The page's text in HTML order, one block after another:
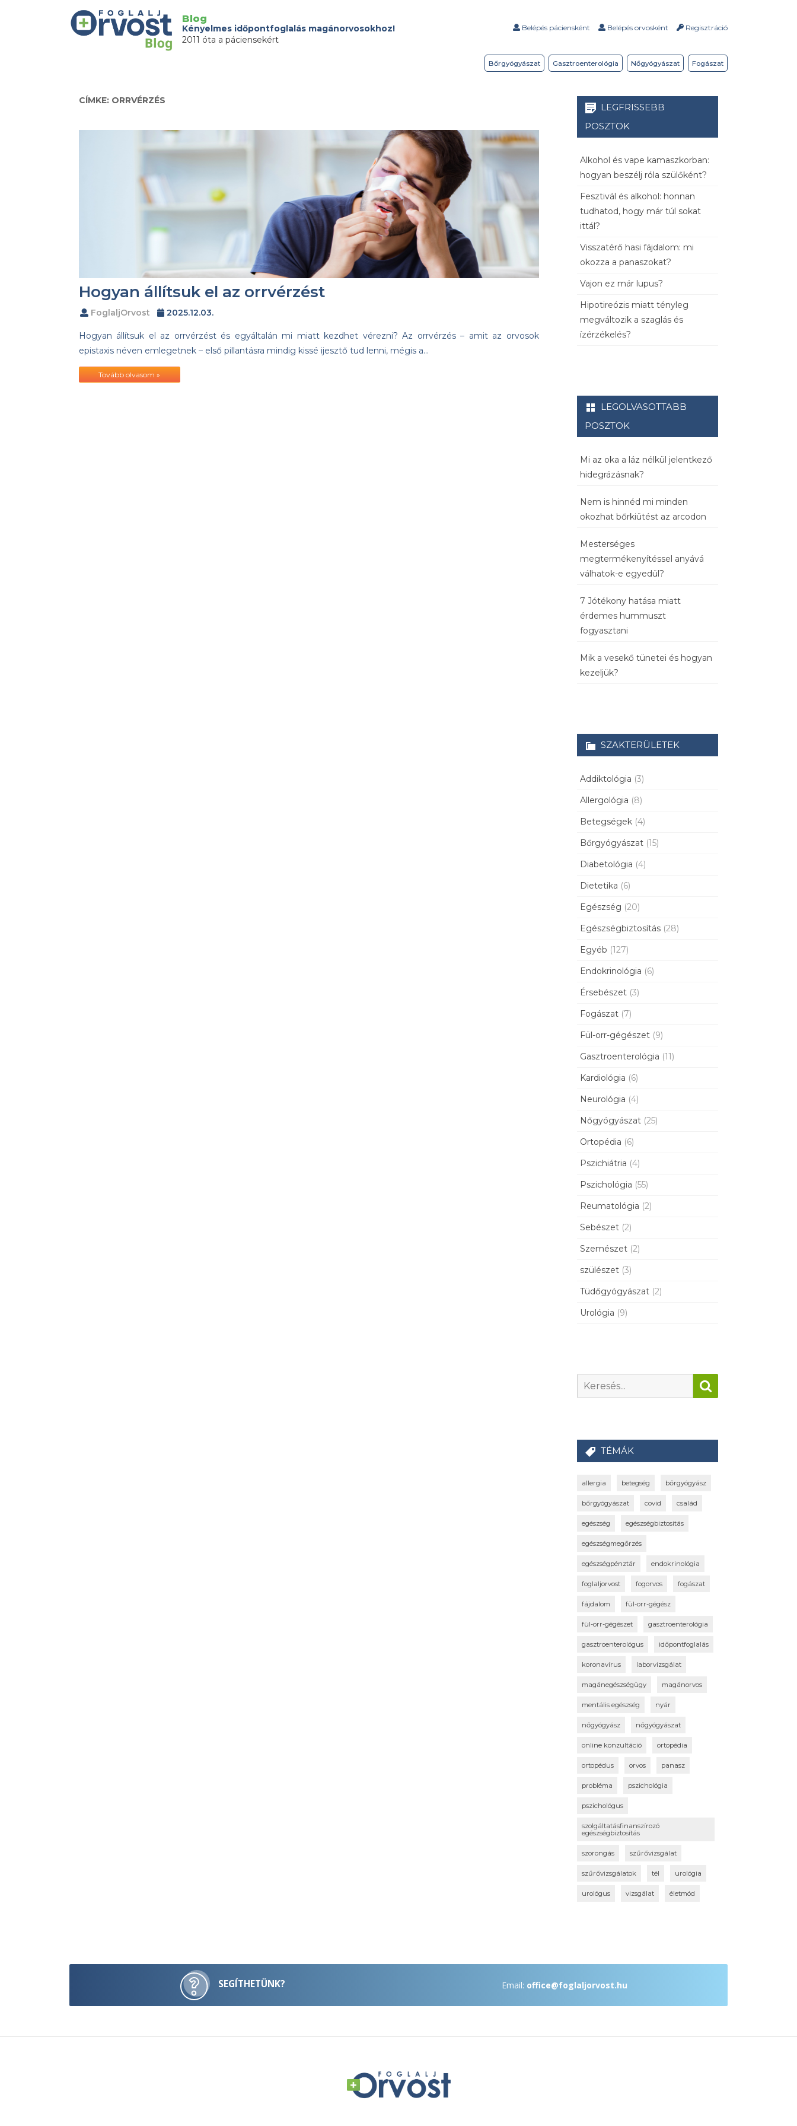
Blog
Kényelmes időpontfoglalás magánorvosokhoz!
2011 óta a páciensekért
Belépés páciensként Belépés orvosként Regisztráció
Fogászat
Nőgyógyászat
Gasztroenterológia
Bőrgyógyászat
CÍMKE: ORRVÉRZÉS
Hogyan állítsuk el az orrvérzést
FoglaljOrvost 2025.12.03.
Hogyan állítsuk el az orrvérzést és egyáltalán mi miatt kezdhet vérezni? Az orrvérzés – amit az orvosok
epistaxis néven emlegetnek – első pillantásra mindig kissé ijesztő tud lenni, mégis a…
Tovább olvasom »
LEGFRISSEBB
POSZTOK
Alkohol és vape kamaszkorban:
hogyan beszélj róla szülőként?
Fesztivál és alkohol: honnan
tudhatod, hogy már túl sokat
ittál?
Visszatérő hasi fájdalom: mi
okozza a panaszokat?
Vajon ez már lupus?
Hipotireózis miatt tényleg
megváltozik a szaglás és
ízérzékelés?
LEGOLVASOTTABB
POSZTOK
Mi az oka a láz nélkül jelentkező
hidegrázásnak?
Nem is hinnéd mi minden
okozhat bőrkiütést az arcodon
Mesterséges
megtermékenyítéssel anyává
válhatok-e egyedül?
7 Jótékony hatása miatt
érdemes hummuszt
fogyasztani
Mik a vesekő tünetei és hogyan
kezeljük?
SZAKTERÜLETEK
Addiktológia (3)
Allergológia (8)
Betegségek (4)
Bőrgyógyászat (15)
Diabetológia (4)
Dietetika (6)
Egészség (20)
Egészségbiztosítás (28)
Egyéb (127)
Endokrinológia (6)
Érsebészet (3)
Fogászat (7)
Fül-orr-gégészet (9)
Gasztroenterológia (11)
Kardiológia (6)
Neurológia (4)
Nőgyógyászat (25)
Ortopédia (6)
Pszichiátria (4)
Pszichológia (55)
Reumatológia (2)
Sebészet (2)
Szemészet (2)
szülészet (3)
Tüdőgyógyászat (2)
Urológia (9)
TÉMÁK
allergia betegség bőrgyógyász
bőrgyógyászat covid család
egészség egészségbiztosítás
egészségmegőrzés
egészségpénztár endokrinológia
foglaljorvost fogorvos fogászat
fájdalom fül-orr-gégész
fül-orr-gégészet gasztroenterológia
gasztroenterológus időpontfoglalás
koronavírus laborvizsgálat
magánegészségügy magánorvos
mentális egészség nyár
nőgyógyász nőgyógyászat
online konzultáció ortopédia
ortopédus orvos panasz
probléma pszichológia
pszichológus
szolgáltatásfinanszírozó
egészségbiztosítás
szorongás szűrővizsgálat
szűrővizsgálatok tél urológia
urológus vizsgálat életmód
SEGÍTHETÜNK? Email: office@foglaljorvost.hu